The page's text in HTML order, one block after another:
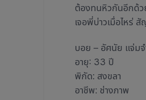
ต้องทนหิวกันอีกด้
เจอพี่บ่าวเมื่อไหร่
บอย – อัศนัย แจ่มจ
อายุ: 33 ปี
พิกัด: สงขลา
อาชีพ: ช่างภาพ